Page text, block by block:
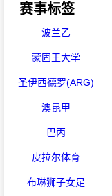
赛事标签
波兰乙
蒙固王大学
圣伊西德罗(ARG)
澳昆甲
巴丙
皮拉尔体育
布琳狮子女足